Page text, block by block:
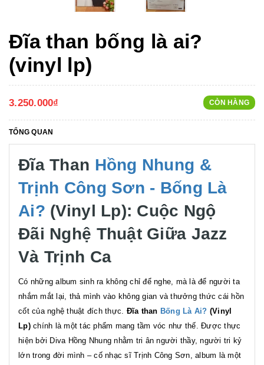
Đĩa than bống là ai?
(vinyl lp)
3.250.000₫ CÒN HÀNG
TỔNG QUAN
Đĩa Than Hồng Nhung &
Trịnh Công Sơn - Bống Là
Ai? (Vinyl Lp): Cuộc Ngộ
Đãi Nghệ Thuật Giữa Jazz
Và Trịnh Ca
Có những album sinh ra không chỉ để nghe, mà là để người ta
nhắm mắt lại, thả mình vào không gian và thưởng thức cái hồn
cốt của nghệ thuật đích thực. Đĩa than Bống Là Ai? (Vinyl
Lp)chính là một tác phẩm mang tầm vóc như thế. Được thực
hiện bởi Diva Hồng Nhung nhằm tri ân người thầy, người tri kỷ
lớn trong đời mình – cố nhạc sĩ Trịnh Công Sơn, album là một